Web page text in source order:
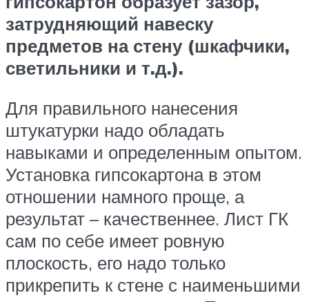
затрудняющий навеску
предметов на стену (шкафчики,
светильники и т.д.).
Для правильного нанесения
штукатурки надо обладать
навыками и определенным опытом.
Установка гипсокартона в этом
отношении намного проще, а
результат – качественнее. Лист ГК
сам по себе имеет ровную
плоскость, его надо только
прикрепить к стене с наименьшими